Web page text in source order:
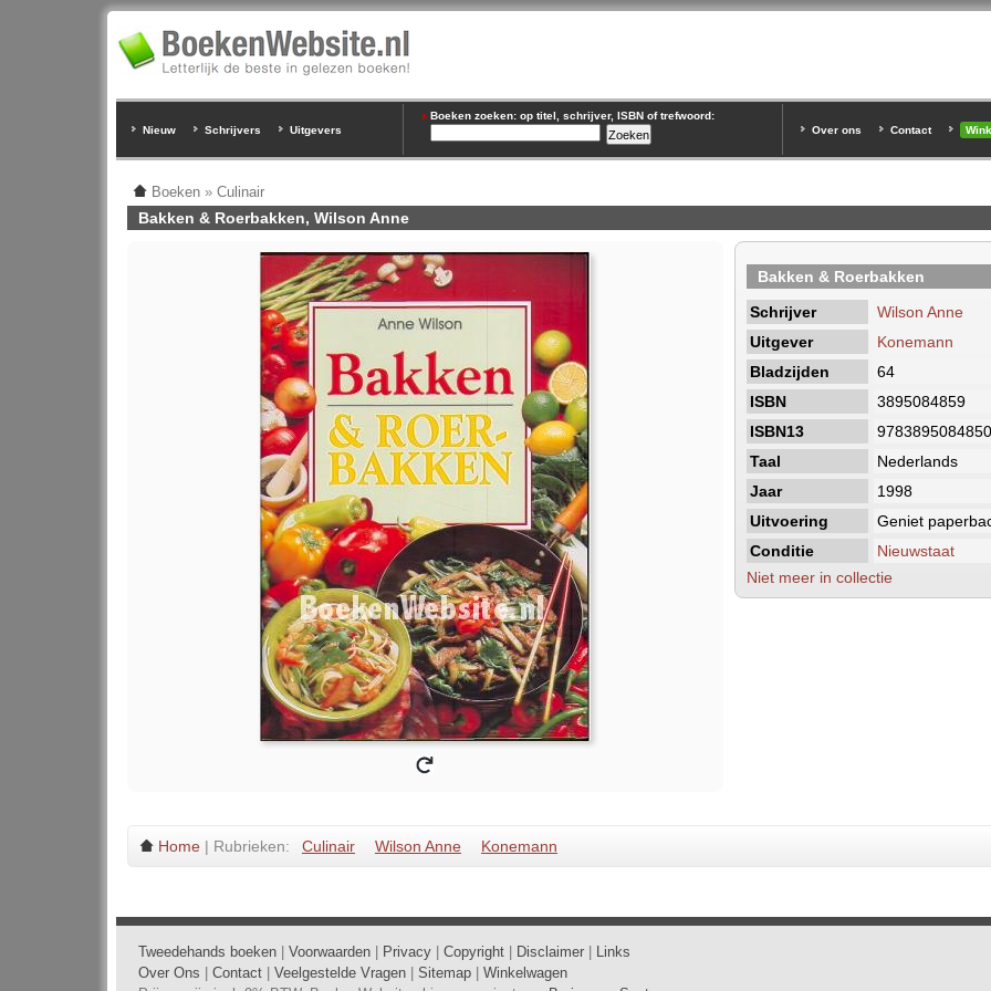
Nieuw Schrijvers Uitgevers
Boeken zoeken: op titel, schrijver, ISBN of trefwoord:
Over ons
Contact
Boeken » Culinair
Bakken & Roerbakken, Wilson Anne
Bakken & Roerbakken
Schrijver
Wilson Anne
Uitgever
Konemann
Bladzijden
64
ISBN
3895084859
ISBN13
9783895084850
Taal
Nederlands
Jaar
1998
Uitvoering
Geniet
Conditie
Nieuwstaat
Niet meer in collectie
Home | Rubrieken: Culinair Wilson Anne Konemann
Tweedehands boeken Voorwaarden Privacy Copyright Disclaimer
Links
Over Ons
Contact Veelgestelde Vragen Sitemap
Winkelwagen